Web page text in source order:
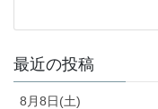
最近の投稿
8月8日(土)